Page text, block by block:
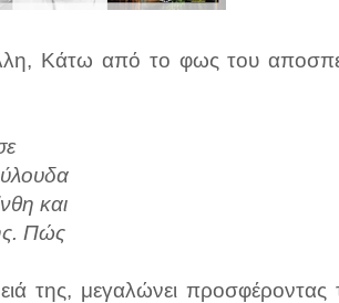
Κάτω από το φως του
και
Πώς
της, μεγαλώνει προσφέροντας